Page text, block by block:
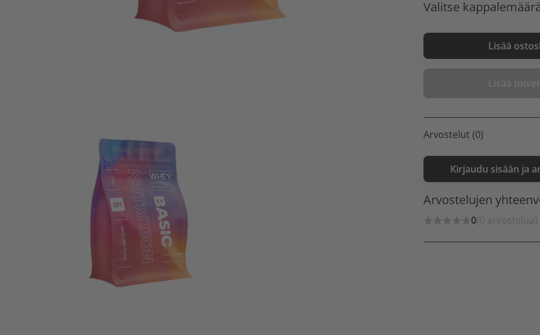
Valitse
Lisää
Lisää
Arvostelut (0)
Kirjaudu sisään ja
Arvostelujen
0(0 arvostelua)